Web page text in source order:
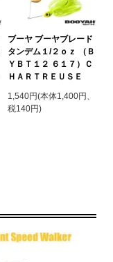
ブーヤ ブーヤブレード
タンデム１/２ｏｚ （Ｂ
ＹＢＴ１２ ６１７）Ｃ
ＨＡＲＴＲＥＵＳＥ
1,540円(本体1,400円、
税140円)